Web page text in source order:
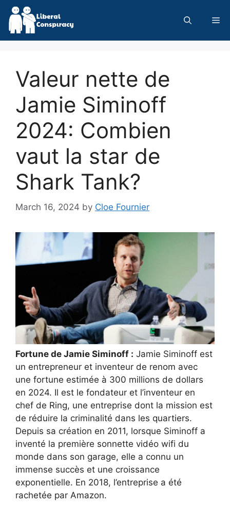
Skip
content
Valeur nette de
Jamie Siminoff
2024: Combien
vaut la star de
Shark Tank?
March 16, 2024 by Cloe Fournier
Fortune de Jamie Siminoff : Jamie Siminoff est
un entrepreneur et inventeur de renom avec
une fortune estimée à 300 millions de dollars
en 2024. Il est le fondateur et l’inventeur en
chef de Ring, une entreprise dont la mission est
de réduire la criminalité dans les quartiers.
Depuis sa création en 2011, lorsque Siminoff a
inventé la première sonnette vidéo wifi du
monde dans son garage, elle a connu un
immense succès et une croissance
exponentielle. En 2018, l’entreprise a été
rachetée par Amazon.